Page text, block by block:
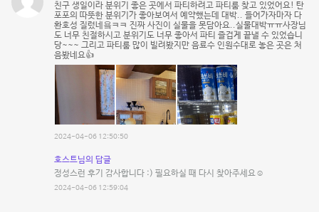
친구 생일이라 분위기 좋은 곳에서 파티하려고 파티룸 찾고 있었어요! 탄
포포의 따뜻한 분위기가 좋아보여서 예약했는데 대박.. 들어가자마자 다
환호성 질렀네욬ㅋㅋ 진짜 사진이 실물을 못담아요..실물대박ㅠㅠ사장님
도 너무 친절하시고 분위기도 너무 좋아서 파티 즐겁게 끝낼 수 있었습니
당~~~ 그리고 파티룸 많이 빌려봤지만 음료수 인원수대로 놓은 곳은 처
음봤네요👍
2024-04-06 12:50:50
호스트님의 답글
정성스런 후기 감사합니다 :) 필요하실 때 다시 찾아주세요☺️
2024-04-06 12:59:04